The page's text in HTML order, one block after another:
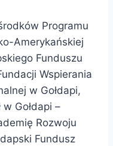
Programu
Amerykańskiej
Funduszu
Wspierania
w Gołdapi,
Gołdapi –
Rozwoju
Fundusz